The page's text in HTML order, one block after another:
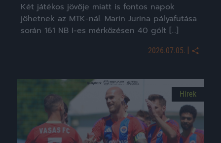
Két játékos jövője miatt is fontos napok
jöhetnek az MTK-nál. Marin Jurina pályafutása
során 161 NB I-es mérkőzésen 40 gólt […]
2026.07.05. |
Hírek